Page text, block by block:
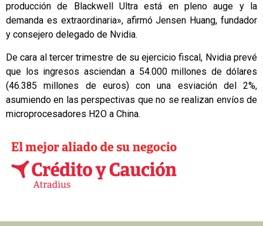
producción de Blackwell Ultra está en pleno auge y la
demanda es extraordinaria», afirmó Jensen Huang, fundador
y consejero delegado de Nvidia.
De cara al tercer trimestre de su ejercicio fiscal, Nvidia prevé
que los ingresos asciendan a 54.000 millones de dólares
(46.385 millones de euros) con una esviación del 2%,
asumiendo en las perspectivas que no se realizan envíos de
microprocesadores H2O a China.